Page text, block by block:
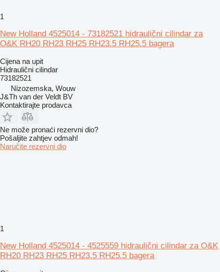
1
New Holland 4525014 - 73182521 hidraulični cilindar za
O&K RH20 RH23 RH25 RH23.5 RH25.5 bagera
Cijena na upit
Hidraulični cilindar
73182521
Nizozemska, Wouw
J&Th van der Veldt BV
Kontaktirajte prodavca
Ne može pronaći rezervni dio?
Pošaljite zahtjev odmah!
Naručite rezervni dio
1
New Holland 4525014 - 4525559 hidraulični cilindar za O&K
RH20 RH23 RH25 RH23.5 RH25.5 bagera